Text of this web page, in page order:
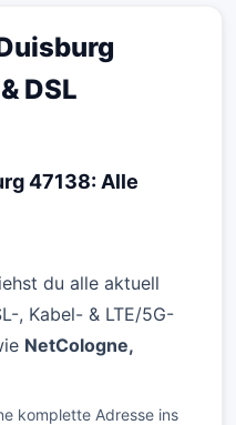
DSL
47138: Alle
du alle aktuell
, Kabel- & LTE/5G-
NetCologne,
komplette Adresse ins